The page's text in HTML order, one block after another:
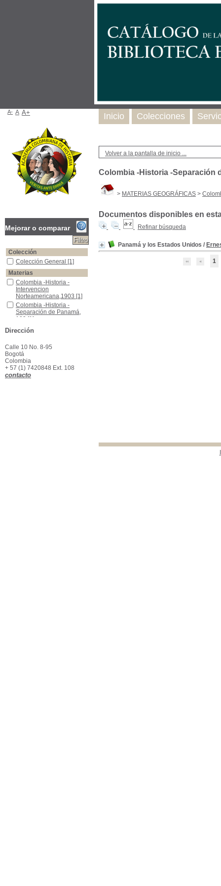
Volver a la pantalla de inicio ...
Colombia -Historia -Separación
> MATERIAS GEOGRÁFICAS >
Documentos disponibles en
Refinar búsqueda
Panamá y los Estados Unidos /
1
Inicio Colecciones
A- A A+
Mejorar o comparar
Colección
Colección General
Colección General [1]
Materias
Colombia -Historia -Intervencion Norteamericana,1903
Colombia -Historia -
Intervencion
Norteamericana,1903 [1]
Colombia -Historia -Separación de Panamá, 103
Colombia -Historia -
Separación de Panamá,
103 [1]
Colombia -Tratados Internacionales
Colombia -Tratados
Internacionales
Estados Unidos -Tratados Internacionales
Estados Unidos -Tratados
Internacionales
Panamá -Historia -Separación de Colombia, 1903
Panamá -Historia -
Separación de Colombia,
1903
Dirección
Calle 10 No. 8-95
Bogotá
Colombia
+ 57 (1) 7420848 Ext. 108
contacto